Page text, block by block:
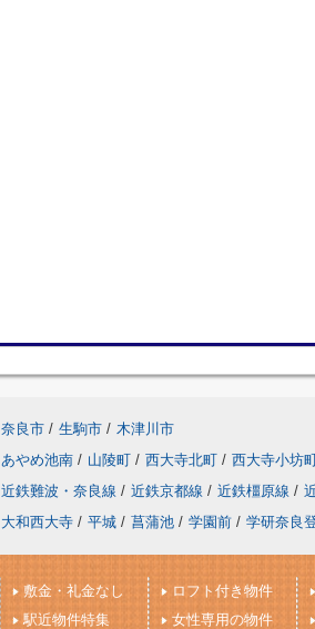
奈良市 / 生駒市 / 木津川市
あやめ池南 / 山陵町 / 西大寺北町 / 西大寺小坊
近鉄難波・奈良線 / 近鉄京都線 / 近鉄橿原線 /
大和西大寺 / 平城 / 菖蒲池 / 学園前 / 学研奈良
敷金・礼金なし
駅近物件特集
ロフト付き物件
女性専用の物件